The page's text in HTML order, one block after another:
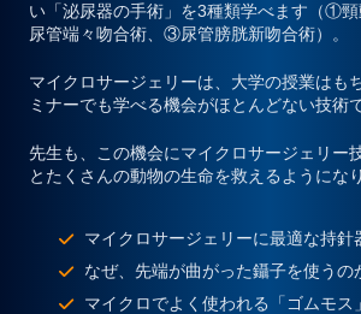
い「泌尿器の手術」を3種類学べます（①
尿管端々吻合術、③尿管膀胱新吻合術）。
マイクロサージェリーは、大学の授業はも
ミナーでも学べる機会がほとんどない技術で
先生も、この機会にマイクロサージェリー
とたくさんの動物の生命を救えるようにな
マイクロサージェリーに最適な持針
なぜ、先端が曲がった鑷子を使うの
マイクロでよく使われる「ゴムモス